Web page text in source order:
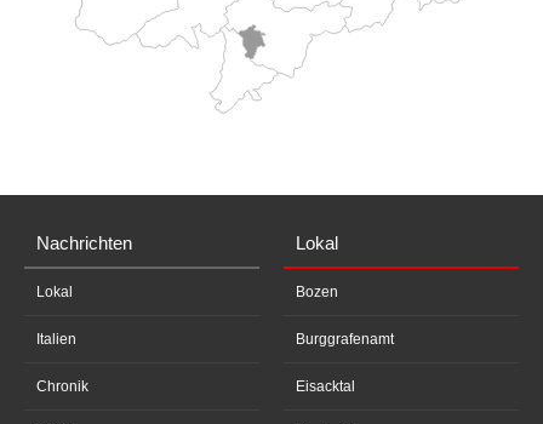
Nachrichten
Lokal
Italien
Chronik
Lokal
Bozen
Burggrafenamt
Eisacktal